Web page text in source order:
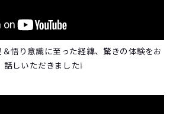
＆悟り意識に至った経緯、驚きの体験をお
話しいただきました❕